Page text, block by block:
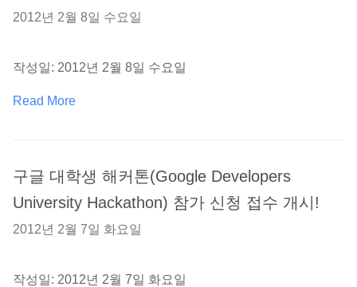
2012년 2월 8일 수요일
작성일: 2012년 2월 8일 수요일
Read More
구글 대학생 해커톤(Google Developers
University Hackathon) 참가 신청 접수 개시!
2012년 2월 7일 화요일
작성일: 2012년 2월 7일 화요일